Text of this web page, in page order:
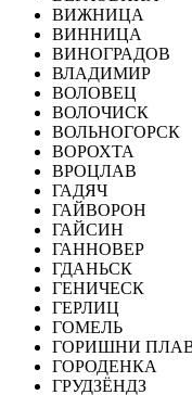
ВИЖНИЦА
ВИННИЦА
ВИНОГРАДОВ
ВЛАДИМИР
ВОЛОВЕЦ
ВОЛОЧИСК
ВОЛЬНОГОРСК
ВОРОХТА
ВРОЦЛАВ
ГАДЯЧ
ГАЙВОРОН
ГАЙСИН
ГАННОВЕР
ГДАНЬСК
ГЕНИЧЕСК
ГЕРЛИЦ
ГОМЕЛЬ
ГОРИШНИ
ГОРОДЕНКА
ГРУДЗЁНДЗ